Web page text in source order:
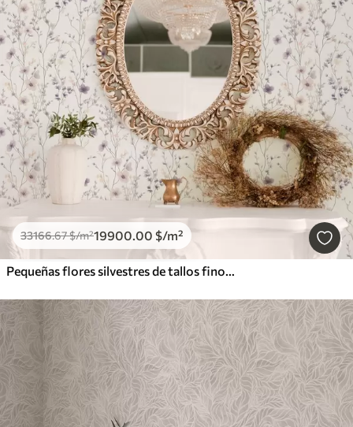
33166.67$/m²19900.00 $/m²
Pequeñas flores silvestres de tallos finos sobre fondo claro